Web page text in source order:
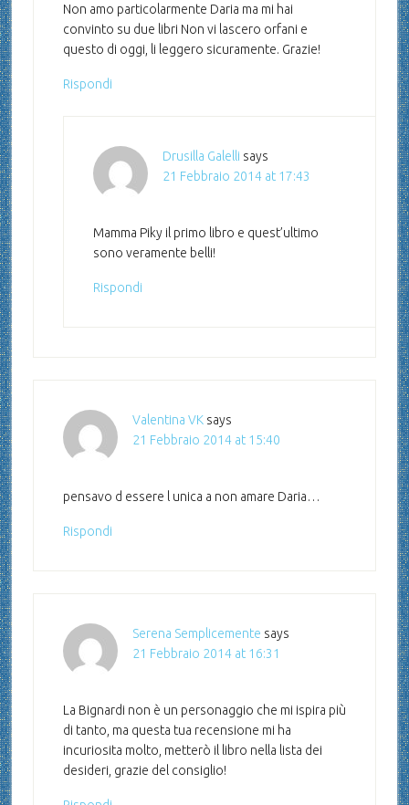
Non amo particolarmente Daria ma mi hai
convinto su due libri Non vi lascero orfani e
questo di oggi, li leggero sicuramente. Grazie!
Rispondi
Drusilla Galelli says
21 Febbraio 2014 at 17:43
Mamma Piky il primo libro e quest’ultimo
sono veramente belli!
Rispondi
Valentina VK says
21 Febbraio 2014 at 15:40
pensavo d essere l unica a non amare Daria…
Rispondi
Serena Semplicemente says
21 Febbraio 2014 at 16:31
La Bignardi non è un personaggio che mi ispira più
di tanto, ma questa tua recensione mi ha
incuriosita molto, metterò il libro nella lista dei
desideri, grazie del consiglio!